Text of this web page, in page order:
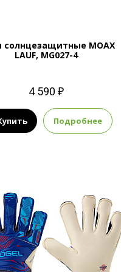
солнцезащитные MOAX
LAUF, MG027-4
4 590 ₽
Подробнее